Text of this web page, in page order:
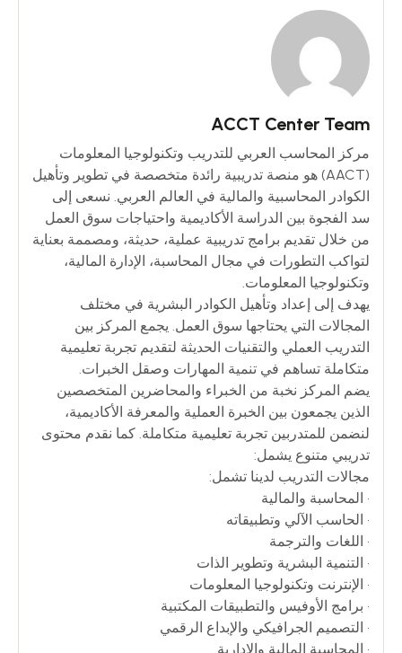
ACCT Center Team
مركز المحاسب العربي للتدريب وتكنولوجيا المعلومات
(AACT) هو منصة تدريبية رائدة متخصصة في تطوير وتأهيل
الكوادر المحاسبية والمالية في العالم العربي. نسعى إلى
سد الفجوة بين الدراسة الأكاديمية واحتياجات سوق العمل
من خلال تقديم برامج تدريبية عملية، حديثة، ومصممة بعناية
لتواكب التطورات في مجال المحاسبة، الإدارة المالية،
وتكنولوجيا المعلومات.
يهدف إلى إعداد وتأهيل الكوادر البشرية في مختلف
المجالات التي يحتاجها سوق العمل. يجمع المركز بين
التدريب العملي والتقنيات الحديثة لتقديم تجربة تعليمية
متكاملة تساهم في تنمية المهارات وصقل الخبرات.
يضم المركز نخبة من الخبراء والمحاضرين المتخصصين
الذين يجمعون بين الخبرة العملية والمعرفة الأكاديمية،
لنضمن للمتدربين تجربة تعليمية متكاملة. كما نقدم محتوى
تدريبي متنوع يشمل:
مجالات التدريب لدينا تشمل:
• المحاسبة والمالية
• الحاسب الآلي وتطبيقاته
• اللغات والترجمة
• التنمية البشرية وتطوير الذات
• الإنترنت وتكنولوجيا المعلومات
• برامج الأوفيس والتطبيقات المكتبية
• التصميم الجرافيكي والإبداع الرقمي
• المحاسبة المالية والإدارية